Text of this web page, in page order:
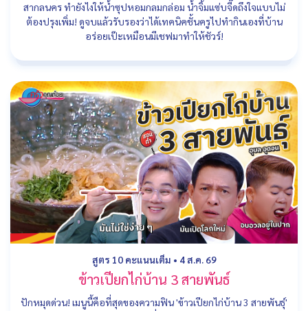
สากลนคร ทำยังไงให้น้ำซุปหอมกลมกล่อม น้ำจิ้มแซ่บจี๊ดถึงใจแบบไม่
ต้องปรุงเพิ่ม! ดูจบแล้วรับรองว่าได้เทคนิคชั้นครูไปทำกินเองที่บ้าน
อร่อยเป๊ะเหมือนมีเชฟมาทำให้ชัวร์!
สูตร 10 คะแนนเต็ม • 4 ส.ค. 69
ข้าวเปียกไก่บ้าน 3 สายพันธ์
ปักหมุดด่วน! เมนูนี้คือที่สุดของความฟิน 'ข้าวเปียกไก่บ้าน 3 สายพันธุ์'